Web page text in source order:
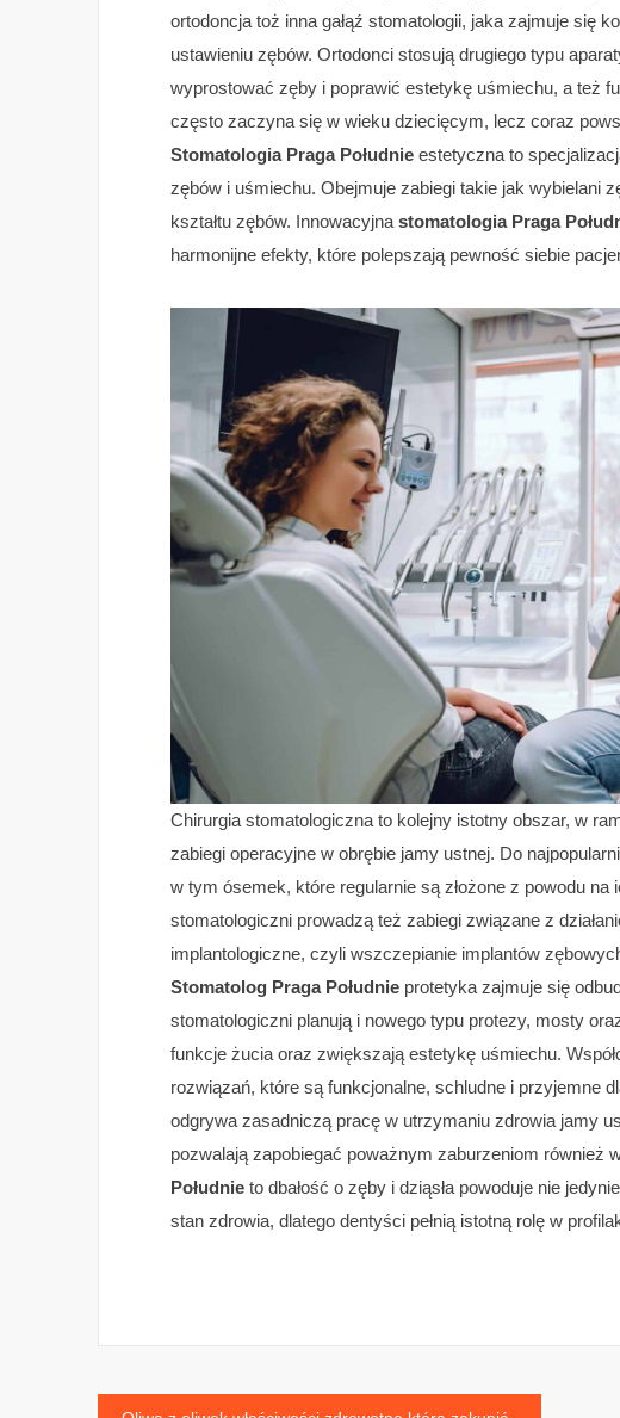
ortodoncja toż inna gałąź stomatologii, jaka zajmuje się
ustawieniu zębów. Ortodonci stosują drugiego typu
wyprostować zęby i poprawić estetykę uśmiechu, a też
często zaczyna się w wieku dziecięcym, lecz coraz
Stomatologia Praga Południe estetyczna to
zębów i uśmiechu. Obejmuje zabiegi takie jak wybielani
kształtu zębów. Innowacyjna stomatologia Praga
harmonijne efekty, które polepszają pewność siebie
Chirurgia stomatologiczna to kolejny istotny obszar, w
zabiegi operacyjne w obrębie jamy ustnej. Do
w tym ósemek, które regularnie są złożone z powodu
stomatologiczni prowadzą też zabiegi związane z
implantologiczne, czyli wszczepianie implantów
Stomatolog Praga Południe protetyka zajmuje się
stomatologiczni planują i nowego typu protezy, mosty
funkcje żucia oraz zwiększają estetykę uśmiechu.
rozwiązań, które są funkcjonalne, schludne i przyjemne
odgrywa zasadniczą pracę w utrzymaniu zdrowia jamy
pozwalają zapobiegać poważnym zaburzeniom również
Południe to dbałość o zęby i dziąsła powoduje nie
stan zdrowia, dlatego dentyści pełnią istotną rolę w